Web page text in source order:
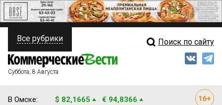
ПОЛИТИКА
ФИНАНСЫ
Свежий выпуск
Все рубрики Поиск по сайту
Суббота, 8 Августа
В Омске: $ 82,1665 € 94,8366